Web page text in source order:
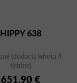
HIPPY 638
(dodacia lehota 4
týždne)
651,90 €